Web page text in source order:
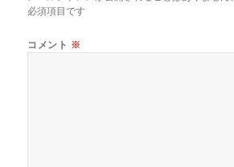
必須項目です
コメント ※